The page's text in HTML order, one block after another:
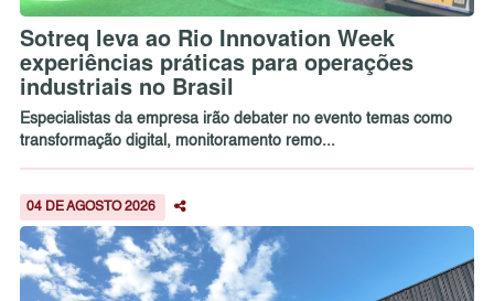
Sotreq leva ao Rio Innovation Week
experiências práticas para operações
industriais no Brasil
Especialistas da empresa irão debater no evento temas como
transformação digital, monitoramento remo...
04 DE AGOSTO 2026